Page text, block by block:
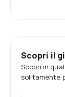
Scopri il
Scopri in
solitamente